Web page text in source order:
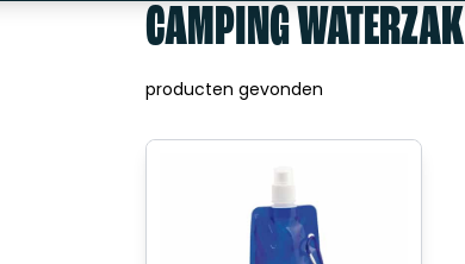
CAMPING WATERZAK
producten gevonden